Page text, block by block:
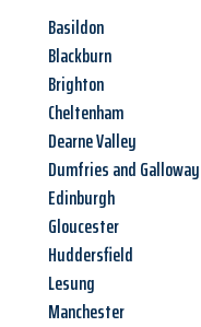
Basildon
Blackburn
Brighton
Cheltenham
Dearne Valley
Dumfries and Galloway
Edinburgh
Gloucester
Huddersfield
Lesung
Manchester